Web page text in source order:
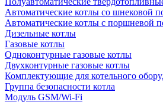
Автоматические котлы со шнековой
Автоматические котлы с поршневой
Дизельные котлы
Газовые котлы
Одноконтурные газовые котлы
Двухконтурные газовые котлы
Комплектующие для котельного
Группа безопасности котла
Модуль GSM/Wi-Fi